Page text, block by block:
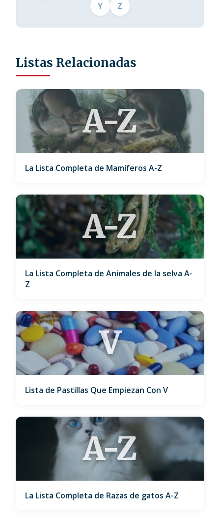
Y
Z
Listas Relacionadas
A-Z
La Lista Completa de Mamíferos A-Z
A-Z
La Lista Completa de Animales de la selva A-
Z
V
Lista de Pastillas Que Empiezan Con V
A-Z
La Lista Completa de Razas de gatos A-Z